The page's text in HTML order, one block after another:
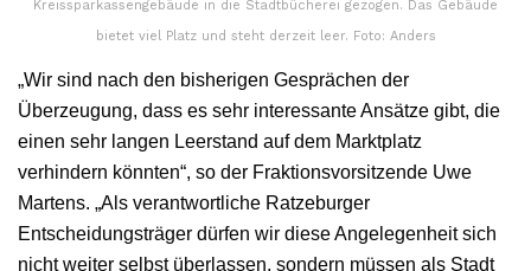
Kreissparkassengebäude in die Stadtbücherei gezogen. Das Gebäude
bietet viel Platz und steht derzeit leer. Foto: Anders
„Wir sind nach den bisherigen Gesprächen der
Überzeugung, dass es sehr interessante Ansätze gibt, die
einen sehr langen Leerstand auf dem Marktplatz
verhindern könnten“, so der Fraktionsvorsitzende Uwe
Martens. „Als verantwortliche Ratzeburger
Entscheidungsträger dürfen wir diese Angelegenheit sich
nicht weiter selbst überlassen, sondern müssen als Stadt